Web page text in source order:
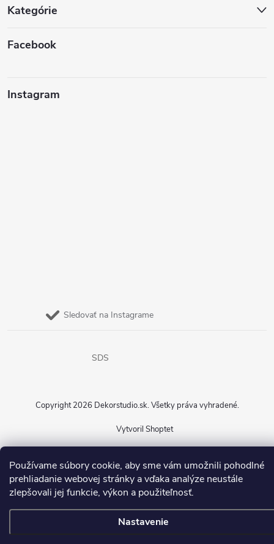
Používame súbory cookie, aby sme vám umožnili pohodlné
prehliadanie webovej stránky a vďaka analýze neustále
zlepšovali jej funkcie, výkon a použiteľnosť.
Nastavenie
Kategórie
Facebook
Instagram
Sledovať na Instagrame
SDS
Vytvoril Shoptet
Copyright 2026 Dekorstudio.sk. Všetky práva vyhradené.